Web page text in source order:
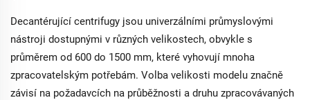
Decantérující centrifugy jsou univerzálními průmyslovými
nástroji dostupnými v různých velikostech, obvykle s
průměrem od 600 do 1500 mm, které vyhovují mnoha
zpracovatelským potřebám. Volba velikosti modelu značně
závisí na požadavcích na průběžnosti a druhu zpracovávaných